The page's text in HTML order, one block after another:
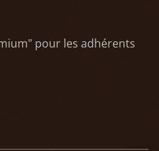
pour les adhérents